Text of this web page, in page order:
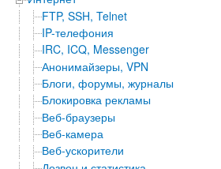
FTP, SSH, Telnet
IP-телефония
IRC, ICQ, Messenger
Анонимайзеры, VPN
Блоги, форумы, журналы
Блокировка рекламы
Веб-браузеры
Веб-камера
Веб-ускорители